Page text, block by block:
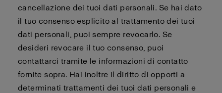
cancellazione dei tuoi dati personali. Se hai dato
il tuo consenso esplicito al trattamento dei tuoi
dati personali, puoi sempre revocarlo. Se
desideri revocare il tuo consenso, puoi
contattarci tramite le informazioni di contatto
fornite sopra. Hai inoltre il diritto di opporti a
determinati trattamenti dei tuoi dati personali e